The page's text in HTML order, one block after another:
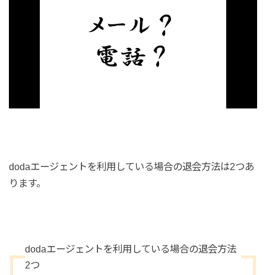
dodaエージェントを利用している場合の退会方法は2つあ
ります。
dodaエージェントを利用している場合の退会方法
2つ